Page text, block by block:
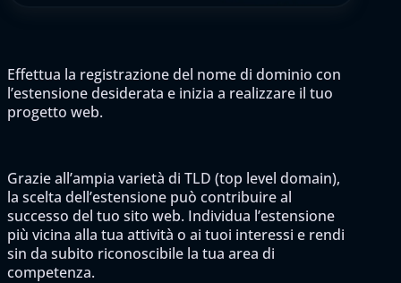
Effettua la registrazione del nome di dominio con
l’estensione desiderata e inizia a realizzare il tuo
progetto web.
Grazie all’ampia varietà di TLD (top level domain),
la scelta dell’estensione può contribuire al
successo del tuo sito web. Individua l’estensione
più vicina alla tua attività o ai tuoi interessi e rendi
sin da subito riconoscibile la tua area di
competenza.